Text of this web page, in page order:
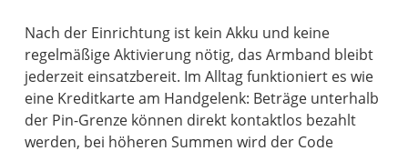
Nach der Einrichtung ist kein Akku und keine
regelmäßige Aktivierung nötig, das Armband bleibt
jederzeit einsatzbereit. Im Alltag funktioniert es wie
eine Kreditkarte am Handgelenk: Beträge unterhalb
der Pin-Grenze können direkt kontaktlos bezahlt
werden, bei höheren Summen wird der Code